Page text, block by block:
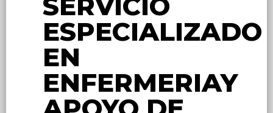
ESPECIALIZADO
EN
ENFERMERIAY